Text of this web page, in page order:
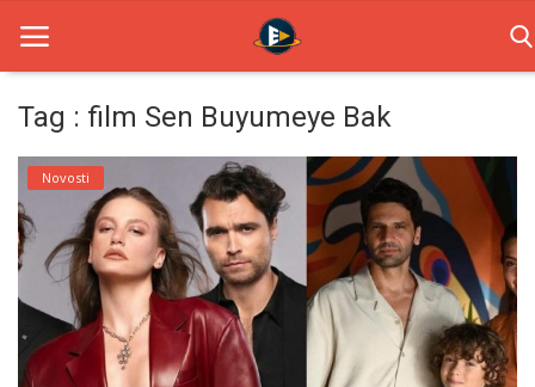
Home
Novosti
TV Serije
Filmovi
Glumci
Tag : film Sen Buyumeye Bak
Novosti